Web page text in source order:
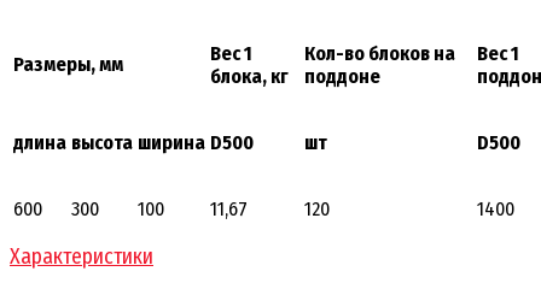
Размеры, мм
Вес 1
блока, кг
Кол-во блоков на
поддоне
Вес 1
длина высота ширина D500 шт D500
600 300 100 11,67 120 1400
Характеристики